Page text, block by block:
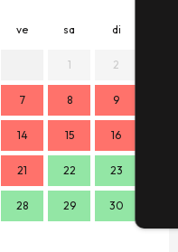
ve sa di
1 2
7 8 9
14 15 16
21 22 23
28 29 30